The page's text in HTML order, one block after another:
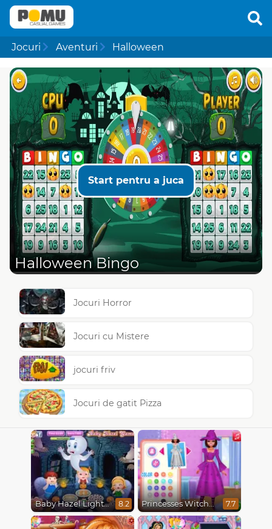
Jocuri Aventuri Halloween
Start pentru a juca
Halloween Bingo
Jocuri Horror
Jocuri cu Mistere
jocuri friv
Jocuri de gatit Pizza
Baby Hazel Lighthouse Adventure 8.2 Princesses Witchy Dress Design 7.7